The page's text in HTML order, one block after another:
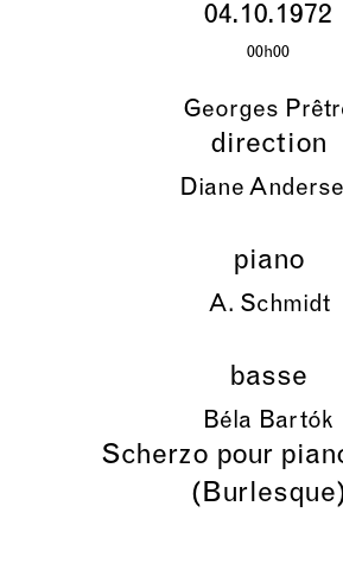
04.10.1972
00h00
Georges
direction
Diane
piano
A. Schmidt
basse
Béla Bartók
Scherzo pour